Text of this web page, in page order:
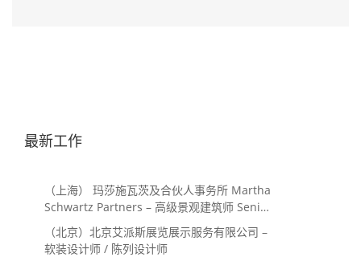
最新工作
（上海） 玛莎施瓦茨及合伙人事务所 Martha
Schwartz Partners – 高级景观建筑师 Senior
Landscape Designer / 景观建筑师
Landscape Designer
（北京）北京艾派斯展览展示服务有限公司 –
软装设计师 / 陈列设计师